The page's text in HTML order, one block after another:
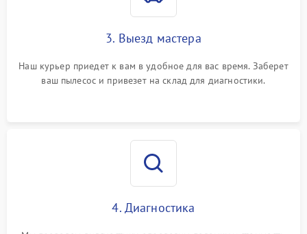
3. Выезд мастера
Наш курьер приедет к вам в удобное для вас время. Заберет
ваш пылесос и привезет на склад для диагностики.
4. Диагностика